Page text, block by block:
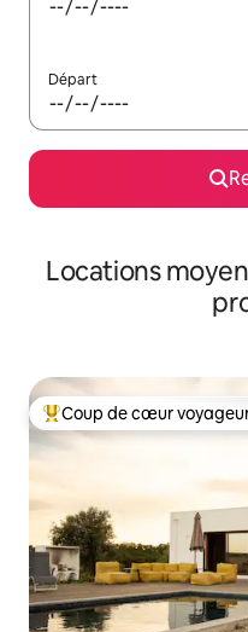
Départ
Locations
Coups de cœur voyageurs
Coup de cœur